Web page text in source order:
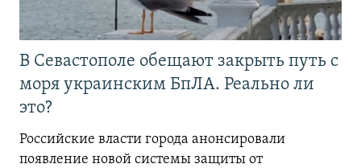
В Севастополе обещают закрыть путь с
моря украинским БпЛА. Реально ли
это?
Российские власти города анонсировали
появление новой системы защиты от